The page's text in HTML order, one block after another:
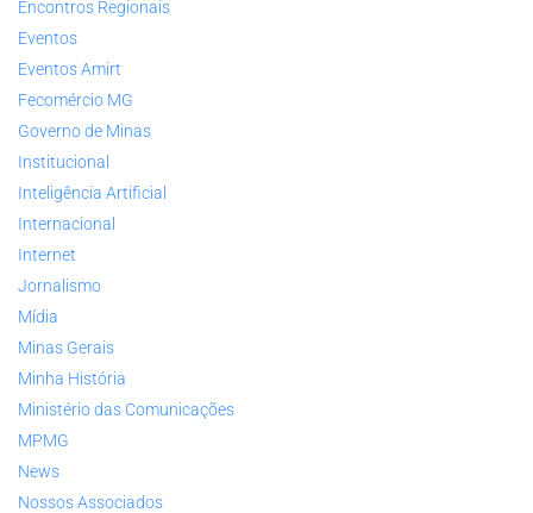
Encontros Regionais
Eventos
Eventos Amirt
Fecomércio MG
Governo de Minas
Institucional
Inteligência Artificial
Internacional
Internet
Jornalismo
Mídia
Minas Gerais
Minha História
Ministério das Comunicações
MPMG
News
Nossos Associados